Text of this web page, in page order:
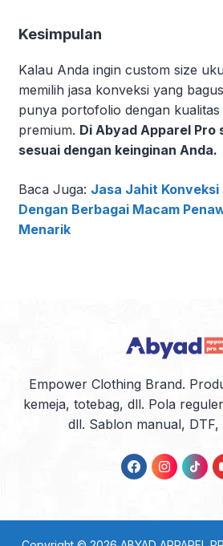
Kesimpulan
Kalau Anda ingin custom size
memilih jasa konveksi yang
punya portofolio dengan kualitas
premium. Di Abyad Apparel Pro
sesuai dengan keinginan Anda.
Baca Juga: Jasa Jahit
Dengan Berbagai Macam
Menarik
Empower Clothing Brand.
kemeja, totebag, dll. Pola
dll. Sablon manual,